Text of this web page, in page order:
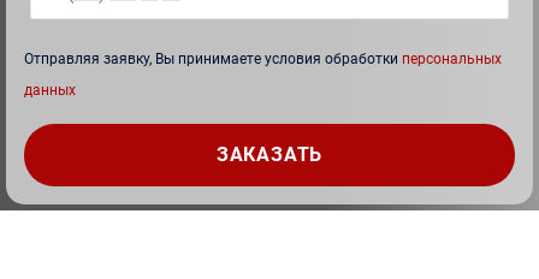
Отправляя заявку, Вы принимаете условия обработки персональных
данных